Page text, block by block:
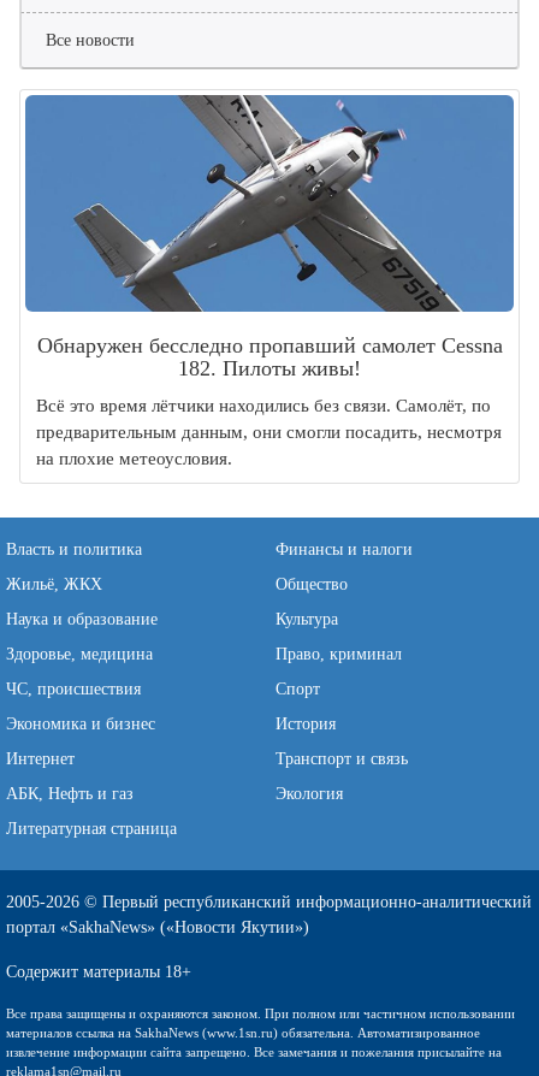
Все новости
Обнаружен бесследно пропавший самолет Cessna
182. Пилоты живы!
Всё это время лётчики находились без связи. Самолёт, по
предварительным данным, они смогли посадить, несмотря
на плохие метеоусловия.
Власть и политика
Финансы и налоги
Жильё, ЖКХ
Общество
Наука и образование
Культура
Здоровье, медицина
Право, криминал
ЧС, происшествия
Спорт
Экономика и бизнес
История
Интернет
Транспорт и связь
АБК, Нефть и газ
Экология
Литературная страница
2005-2026 © Первый республиканский информационно-аналитический
портал «SakhaNews» («Новости Якутии»)
Содержит материалы 18+
Все права защищены и охраняются законом. При полном или частичном использовании
материалов ссылка на SakhaNews (www.1sn.ru) обязательна. Автоматизированное
извлечение информации сайта запрещено. Все замечания и пожелания присылайте на
reklama1sn@mail.ru